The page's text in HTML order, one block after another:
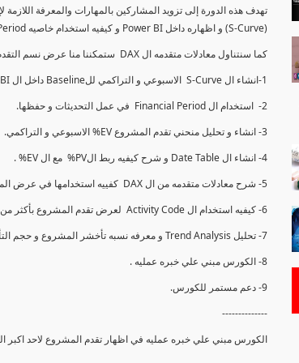
(S-Curve) و اظهاره داخل Power BI و كيفيه استخدام خاصيه Financial Period داهل البريماف
كما سنتناول معادلات متقدمه ال DAX ستمكننا منا عرض نسم التقدم و التأخير في المشروع و اي الاقسام اكثر تأخيرا , كل هذا بشكل تفاعلي و محدث باستمرار.
1-انشاء ال S-Curve الاسبوعي و التراكمي للBaseline داخل ال Power BI.
2- استخدام ال Financial Period في عمل التحديثات و حفظها.
3- انشاء و تحليل منحني تقدم المشروع EV% الاسبوعي و التراكمي.
4- انشاء ال Date Table و شرح كيفيه ربط الPV% مع ال EV% .
5- شرح معادلات متقدمه من ال DAX كفييه استخدامها في عرض المؤشرات المشروع (KPIs) بشكل دقيق.
6- كيفيه استخدام ال Activity Code لعرض تقدم المشروع بأكثر من طريقه .
7- تحليل Trend Analysis و معرفه نسبه تأخشر المشروع و حجم التأخير لكل منطقه في المشروع .
8- الكورس مبني علي خبره عمليه .
9- دعم مستمر للكورس.
--------------
الكورس مبني علي خبره عمليه في اظهار تقدم المشروع لاحد اكبر